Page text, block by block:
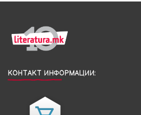
КОНТАКТ ИНФОРМАЦИИ: